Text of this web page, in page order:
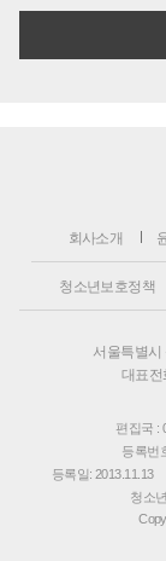
회사소개
청소년보호정책
서울특별시
대표전
편집국 :
등록번
등록일: 2013.11.13
청소